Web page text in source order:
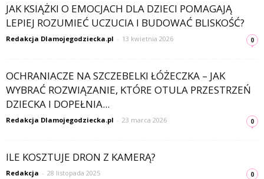
JAK KSIĄŻKI O EMOCJACH DLA DZIECI POMAGAJĄ
LEPIEJ ROZUMIEĆ UCZUCIA I BUDOWAĆ BLISKOŚĆ?
Redakcja Dlamojegodziecka.pl - 13 kwietnia 2026 0
OCHRANIACZE NA SZCZEBELKI ŁÓŻECZKA – JAK
WYBRAĆ ROZWIĄZANIE, KTÓRE OTULA PRZESTRZEŃ
DZIECKA I DOPEŁNIA...
Redakcja Dlamojegodziecka.pl - 23 marca 2026 0
ILE KOSZTUJE DRON Z KAMERĄ?
Redakcja - 28 listopada 2025 0